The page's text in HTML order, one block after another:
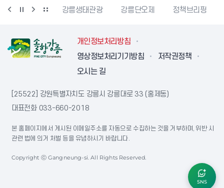
동물사랑센터 강릉생태관광 강릉단오제 정책브리핑
개인정보처리방침
영상정보처리기기방침
저작권정책
오시는 길
[25522] 강원특별자치도 강릉시 강릉대로 33 (홍제동)
대표전화 033-660-2018
본 홈페이지에서 게시된 이메일주소를 자동으로 수집하는 것을 거부하며, 위반 시
관련 법에 의거 처벌 등을 유념하시기 바랍니다.
Copyright ⓒ Gangneung-si. All Rights Reserved.
SNS